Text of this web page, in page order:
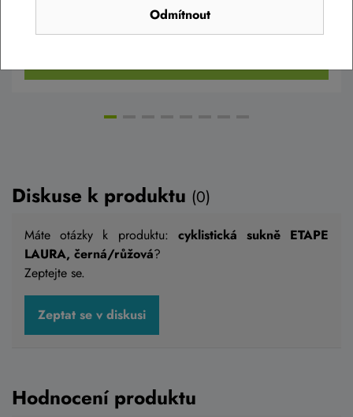
Diskuse k produktu (0)
Máte otázky k produktu: cyklistická sukně ETAPE
LAURA, černá/růžová?
Zeptejte se.
Zeptat se v diskusi
Hodnocení produktu
Odmítnout